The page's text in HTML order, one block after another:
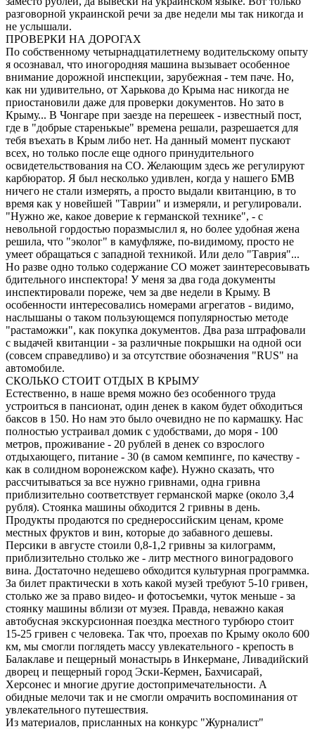
разговорной украинской речи за две недели мы так никогда и
не услышали.
ПРОВЕРКИ НА ДОРОГАХ
По собственному четырнадцатилетнему водительскому опыту
я осознавал, что иногородняя машина вызывает особенное
внимание дорожной инспекции, зарубежная - тем паче. Но,
как ни удивительно, от Харькова до Крыма нас никогда не
приостановили даже для проверки документов. Но зато в
Крыму... В Чонгаре при заезде на перешеек - известный пост,
где в "добрые старенькые" времена решали, разрешается для
тебя въехать в Крым либо нет. На данный момент пускают
всех, но только после еще одного принудительного
освидетельствования на СО. Желающим здесь же регулируют
карбюратор. Я был несколько удивлен, когда у нашего БМВ
ничего не стали измерять, а просто выдали квитанцию, в то
время как у новейшей "Таврии" и измеряли, и регулировали.
"Нужно же, какое доверие к германской технике", - с
невольной гордостью поразмыслил я, но более удобная жена
решила, что "эколог" в камуфляже, по-видимому, просто не
умеет обращаться с западной техникой. Или дело "Таврия"...
Но разве одно только содержание СО может заинтересовывать
бдительного инспектора! У меня за два года документы
инспектировали пореже, чем за две недели в Крыму. В
особенности интересовались номерами агрегатов - видимо,
наслышаны о таком пользующемся популярностью методе
"растаможки", как покупка документов. Два раза штрафовали
с выдачей квитанции - за различные покрышки на одной оси
(совсем справедливо) и за отсутствие обозначения "RUS" на
автомобиле.
СКОЛЬКО СТОИТ ОТДЫХ В КРЫМУ
Естественно, в наше время можно без особенного труда
устроиться в пансионат, один денек в каком будет обходиться
баксов в 150. Но нам это было очевидно не по кармашку. Нас
полностью устраивал домик с удобствами, до моря - 100
метров, проживание - 20 рублей в денек со взрослого
отдыхающего, питание - 30 (в самом кемпинге, по качеству -
как в солидном воронежском кафе). Нужно сказать, что
рассчитываться за все нужно гривнами, одна гривна
приблизительно соответствует германской марке (около 3,4
рубля). Стоянка машины обходится 2 гривны в день.
Продукты продаются по среднероссийским ценам, кроме
местных фруктов и вин, которые до забавного дешевы.
Персики в августе стоили 0,8-1,2 гривны за килограмм,
приблизительно столько же - литр местного виноградового
вина. Достаточно недешево обходится культурная программка.
За билет практически в хоть какой музей требуют 5-10 гривен,
столько же за право видео- и фотосъемки, чуток меньше - за
стоянку машины вблизи от музея. Правда, неважно какая
автобусная экскурсионная поездка местного турбюро стоит
15-25 гривен с человека. Так что, проехав по Крыму около 600
км, мы смогли поглядеть массу увлекательного - крепость в
Балаклаве и пещерный монастырь в Инкермане, Ливадийский
дворец и пещерный город Эски-Кермен, Бахчисарай,
Херсонес и многие другие достопримечательности. А
обидные мелочи так и не смогли омрачить воспоминания от
увлекательного путешествия.
Из материалов, присланных на конкурс "Журналист"